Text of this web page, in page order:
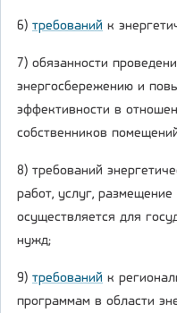
6) требований к
7) обязанности
энергосбережению и
эффективности в
собственников
8) требований
работ, услуг,
осуществляется для
нужд;
9) требований к
программам в области